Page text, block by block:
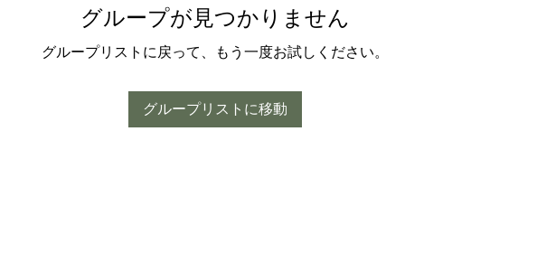
グループが見つかりません
グループリストに戻って、もう一度お試しください。
グループリストに移動